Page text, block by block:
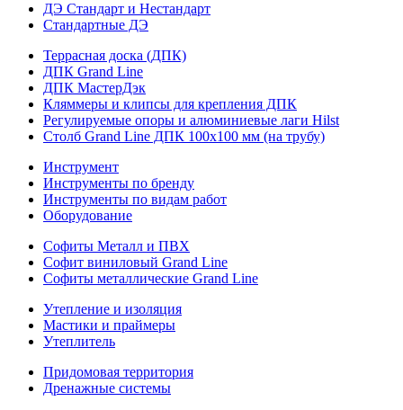
ДЭ Стандарт и Нестандарт
Стандартные ДЭ
Террасная доска (ДПК)
ДПК Grand Line
ДПК МастерДэк
Кляммеры и клипсы для крепления ДПК
Регулируемые опоры и алюминиевые лаги Hilst
Столб Grand Line ДПК 100х100 мм (на трубу)
Инструмент
Инструменты по бренду
Инструменты по видам работ
Оборудование
Софиты Металл и ПВХ
Софит виниловый Grand Line
Софиты металлические Grand Line
Утепление и изоляция
Мастики и праймеры
Утеплитель
Придомовая территория
Дренажные системы